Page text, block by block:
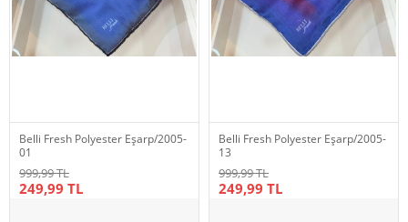
Belli Fresh Polyester Eşarp/2005-
01
999,99 TL
249,99 TL
Belli Fresh Polyester Eşarp/2005-
13
999,99 TL
249,99 TL